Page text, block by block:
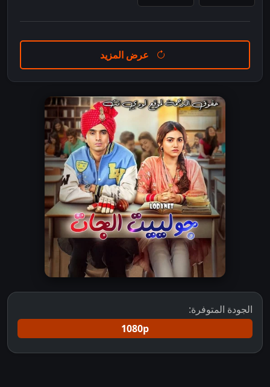
عرض المزيد
الجودة المتوفرة:
1080p